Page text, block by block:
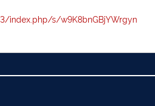
index.php/s/w9K8bnGBjYWrgyn